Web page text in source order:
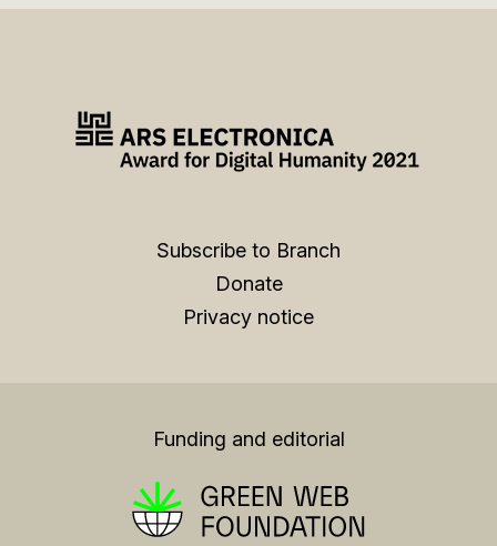
Subscribe to Branch
Donate
Privacy notice
Funding and editorial